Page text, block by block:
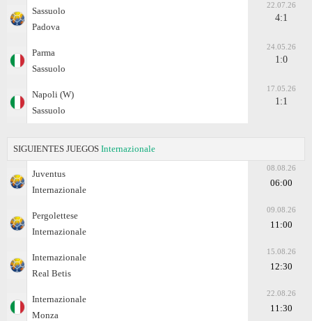
Sassuolo
Padova
22.07.26
4:1
Parma
Sassuolo
24.05.26
1:0
Napoli (W)
Sassuolo
17.05.26
1:1
SIGUIENTES JUEGOS Internazionale
Juventus
Internazionale
08.08.26
06:00
Pergolettese
Internazionale
09.08.26
11:00
Internazionale
Real Betis
15.08.26
12:30
Internazionale
Monza
22.08.26
11:30